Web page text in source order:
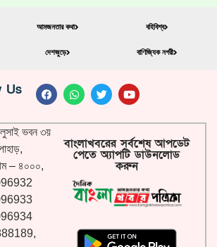
আমজনতার কথা
দেশজুড়ে
বহিবিশ্ব
বাণিজ্যিক নগরী
Us
ভবন ৩য়
– ৪০০০,
বাংলাখবরের সর্বশেষ আপডেট
পেতে অ্যাপটি ডাউনলোড
করুন